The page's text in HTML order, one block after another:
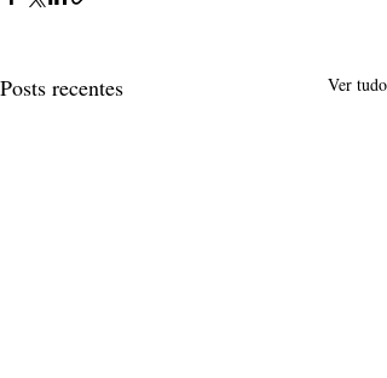
Posts recentes Ver tudo